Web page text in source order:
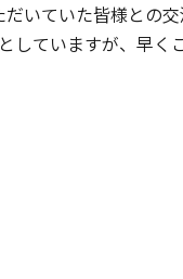
いていた皆様との交
ていますが、早く